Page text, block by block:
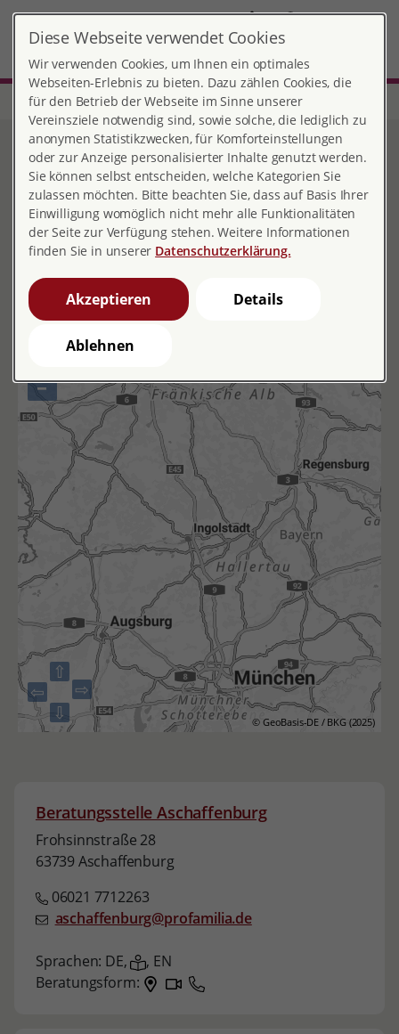
DE
Start Bayern
Bayern
Übersicht aller Einrichtungen in
⇧
⇨
⇦
⇩
–
© GeoBasis-DE / BKG (2025)
Beratungsstelle Aschaffenburg
Frohsinnstraße 28
63739 Aschaffenburg
06021 7712263
aschaffenburg@profamilia.de
Sprachen: DE, , EN
Beratungsform:
Diese Webseite verwendet Cookies
Wir verwenden Cookies, um Ihnen ein optimales
Webseiten-Erlebnis zu bieten. Dazu zählen Cookies, die
für den Betrieb der Webseite im Sinne unserer
Vereinsziele notwendig sind, sowie solche, die lediglich zu
anonymen Statistikzwecken, für Komforteinstellungen
oder zur Anzeige personalisierter Inhalte genutzt werden.
Sie können selbst entscheiden, welche Kategorien Sie
zulassen möchten. Bitte beachten Sie, dass auf Basis Ihrer
Einwilligung womöglich nicht mehr alle Funktionalitäten
der Seite zur Verfügung stehen. Weitere Informationen
finden Sie in unserer Datenschutzerklärung.
Akzeptieren Details
Ablehnen